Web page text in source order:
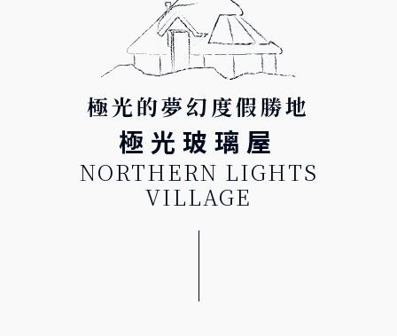
極光的夢幻度假勝地
極光玻璃屋
NORTHERN LIGHTS
VILLAGE